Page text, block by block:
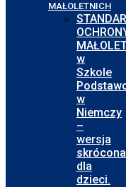
MAŁOLETNICH
w
Szkole
w
Niemczy
–
wersja
skrócona
dla
dzieci.